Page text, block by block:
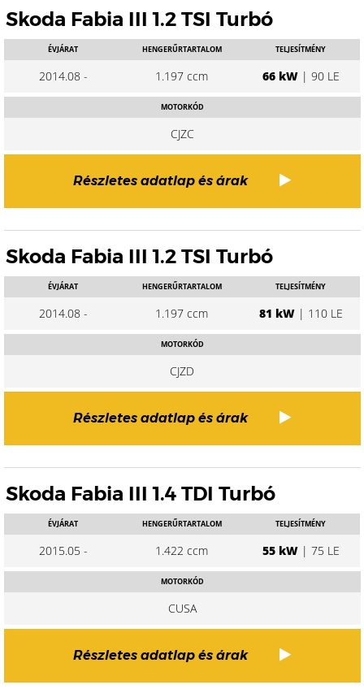
Skoda Fabia III 1.2 TSI Turbó
ÉVJÁRAT
2014.08 -
HENGERŰRTARTALOM
1.197 ccm
TELJESÍTMÉNY
66 kW| 90 LE
MOTORKÓD
CJZC
Részletes adatlap és árak
Skoda Fabia III 1.2 TSI Turbó
ÉVJÁRAT
2014.08 -
HENGERŰRTARTALOM
1.197 ccm
TELJESÍTMÉNY
81 kW| 110 LE
MOTORKÓD
CJZD
Részletes adatlap és árak
Skoda Fabia III 1.4 TDI Turbó
ÉVJÁRAT
2015.05 -
HENGERŰRTARTALOM
1.422 ccm
TELJESÍTMÉNY
55 kW| 75 LE
MOTORKÓD
CUSA
Részletes adatlap és árak